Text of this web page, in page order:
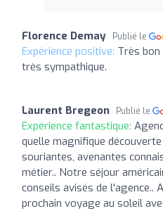
Florence Demay Publié le
Expérience positive: Très bon
très sympathique.
Laurent Bregeon Publié le
Expérience fantastique:
quelle magnifique
souriantes, avenantes
métier.. Notre séjour
conseils avisés de l'agence..
prochain voyage au soleil